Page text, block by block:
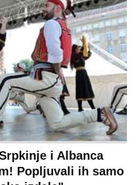
ove godine treba
novca: Nečija cela